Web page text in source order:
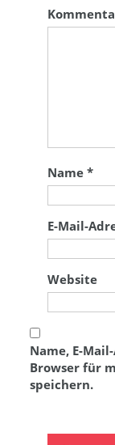
Name*
E-Mail-
Website
Name, E-
Browser für
speichern.